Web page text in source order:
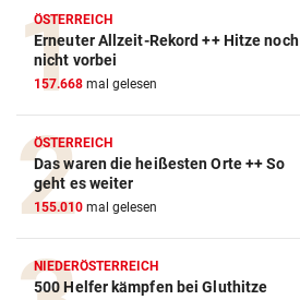
ÖSTERREICH
Erneuter Allzeit-Rekord ++ Hitze noch
nicht vorbei
157.668 mal gelesen
ÖSTERREICH
Das waren die heißesten Orte ++ So
geht es weiter
155.010 mal gelesen
NIEDERÖSTERREICH
500 Helfer kämpfen bei Gluthitze